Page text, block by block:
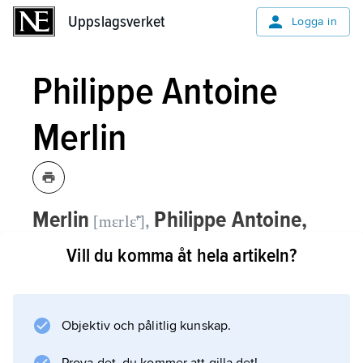
Uppslagsverket Logga in
Philippe Antoine
Merlin
Merlin [mɛrlɛ̃ʹ], Philippe Antoine,
kalladMerlin de Douai, 1754–1838,
greve, fransk revolutionspolitiker.
konstituerande nationalförsamlingen och
Vill du komma åt hela artikeln?
Objektiv och pålitlig kunskap.